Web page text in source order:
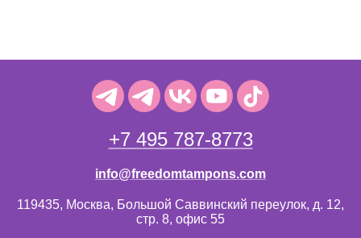
+7 495 787-8773
info@freedomtampons.com
119435, Москва, Большой Саввинский переулок, д. 12,
стр. 8, офис 55